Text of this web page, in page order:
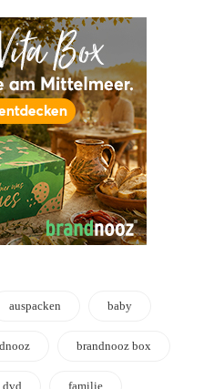
auspacken baby
brandnooz box
dvd familie